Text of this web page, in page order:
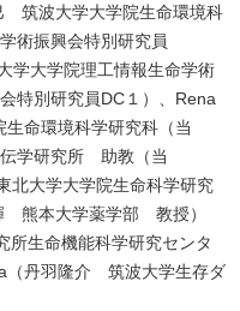
筑波大学大学院生命環境科
術振興会特別研究員
学大学院理工情報生命学術
特別研究員DC１）、Rena
命環境科学研究科（当
学研究所 助教（当
大学大学院生命科学研究
熊本大学薬学部 教授）
生命機能科学研究センタ
（丹羽隆介 筑波大学生存ダ